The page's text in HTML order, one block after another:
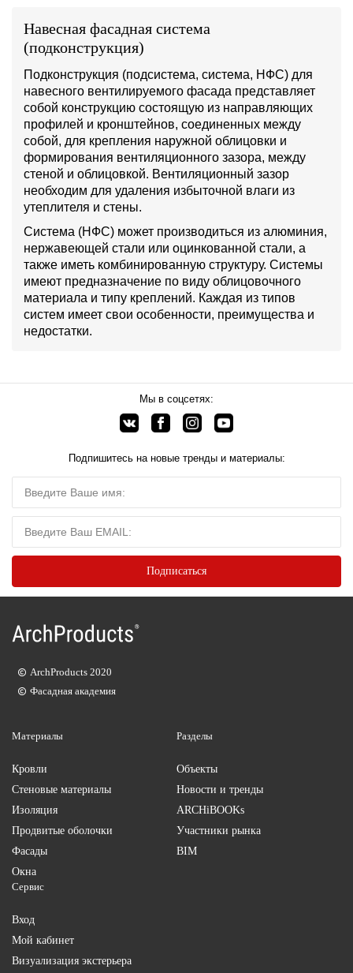
Навесная фасадная система
(подконструкция)
Подконструкция (подсистема, система, НФС) для
навесного вентилируемого фасада представляет
собой конструкцию состоящую из направляющих
профилей и кронштейнов, соединенных между
собой, для крепления наружной облицовки и
формирования вентиляционного зазора, между
стеной и облицовкой. Вентиляционный зазор
необходим для удаления избыточной влаги из
утеплителя и стены.
Система (НФС) может производиться из алюминия,
нержавеющей стали или оцинкованной стали, а
также иметь комбинированную структуру. Системы
имеют предназначение по виду облицовочного
материала и типу креплений. Каждая из типов
систем имеет свои особенности, преимущества и
недостатки.
Мы в соцсетях:
Подпишитесь на новые тренды и материалы:
Материалы
Кровли
Стеновые материалы
Изоляция
Продвитые оболочки
Фасады
Окна
Разделы
Объекты
Новости и тренды
ARCHiBOOKs
Участники рынка
BIM
Сервис
Вход
Мой кабинет
Визуализация экстерьера
ArchProducts 2020
Фасадная академия